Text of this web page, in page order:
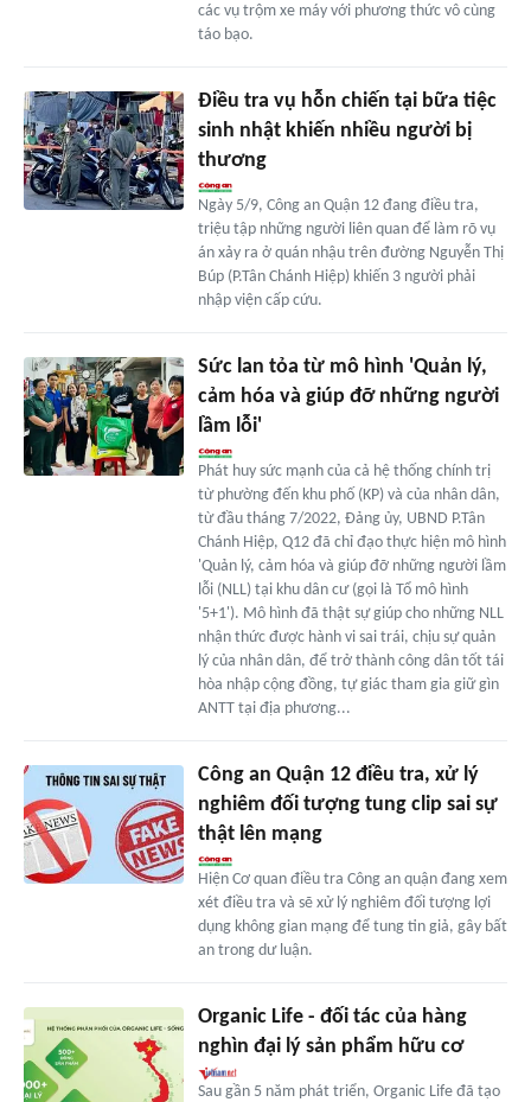
các vụ trộm xe máy với phương thức vô cùng
táo bạo.
Điều tra vụ hỗn chiến tại bữa tiệc
sinh nhật khiến nhiều người bị
thương
Ngày 5/9, Công an Quận 12 đang điều tra,
triệu tập những người liên quan để làm rõ vụ
án xảy ra ở quán nhậu trên đường Nguyễn Thị
Búp (P.Tân Chánh Hiệp) khiến 3 người phải
nhập viện cấp cứu.
Sức lan tỏa từ mô hình 'Quản lý,
cảm hóa và giúp đỡ những người
lầm lỗi'
Phát huy sức mạnh của cả hệ thống chính trị
từ phường đến khu phố (KP) và của nhân dân,
từ đầu tháng 7/2022, Đảng ủy, UBND P.Tân
Chánh Hiệp, Q12 đã chỉ đạo thực hiện mô hình
'Quản lý, cảm hóa và giúp đỡ những người lầm
lỗi (NLL) tại khu dân cư (gọi là Tổ mô hình
'5+1'). Mô hình đã thật sự giúp cho những NLL
nhận thức được hành vi sai trái, chịu sự quản
lý của nhân dân, để trở thành công dân tốt tái
hòa nhập cộng đồng, tự giác tham gia giữ gìn
ANTT tại địa phương...
Công an Quận 12 điều tra, xử lý
nghiêm đối tượng tung clip sai sự
thật lên mạng
Hiện Cơ quan điều tra Công an quận đang xem
xét điều tra và sẽ xử lý nghiêm đối tượng lợi
dụng không gian mạng để tung tin giả, gây bất
an trong dư luận.
Organic Life - đối tác của hàng
nghìn đại lý sản phẩm hữu cơ
Sau gần 5 năm phát triển, Organic Life đã tạo